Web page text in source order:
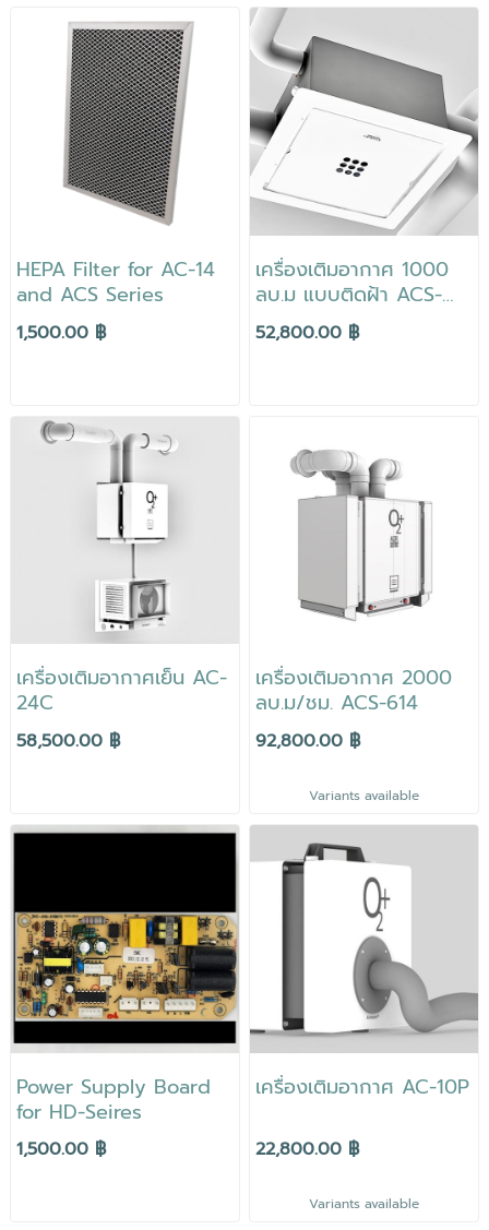
HEPA Filter for AC-14
and ACS Series
1,500.00 ฿
เครื่องเติมอากาศ 1000
ลบ.ม แบบติดฝ้า ACS-
324
52,800.00 ฿
เครื่องเติมอากาศเย็น AC-
24C
58,500.00 ฿
เครื่องเติมอากาศ 2000
ลบ.ม/ชม. ACS-614
92,800.00 ฿
Variants available
Power Supply Board
for HD-Seires
1,500.00 ฿
เครื่องเติมอากาศ AC-10P
22,800.00 ฿
Variants available